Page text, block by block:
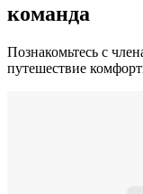
команда
Познакомьтесь с
путешествие